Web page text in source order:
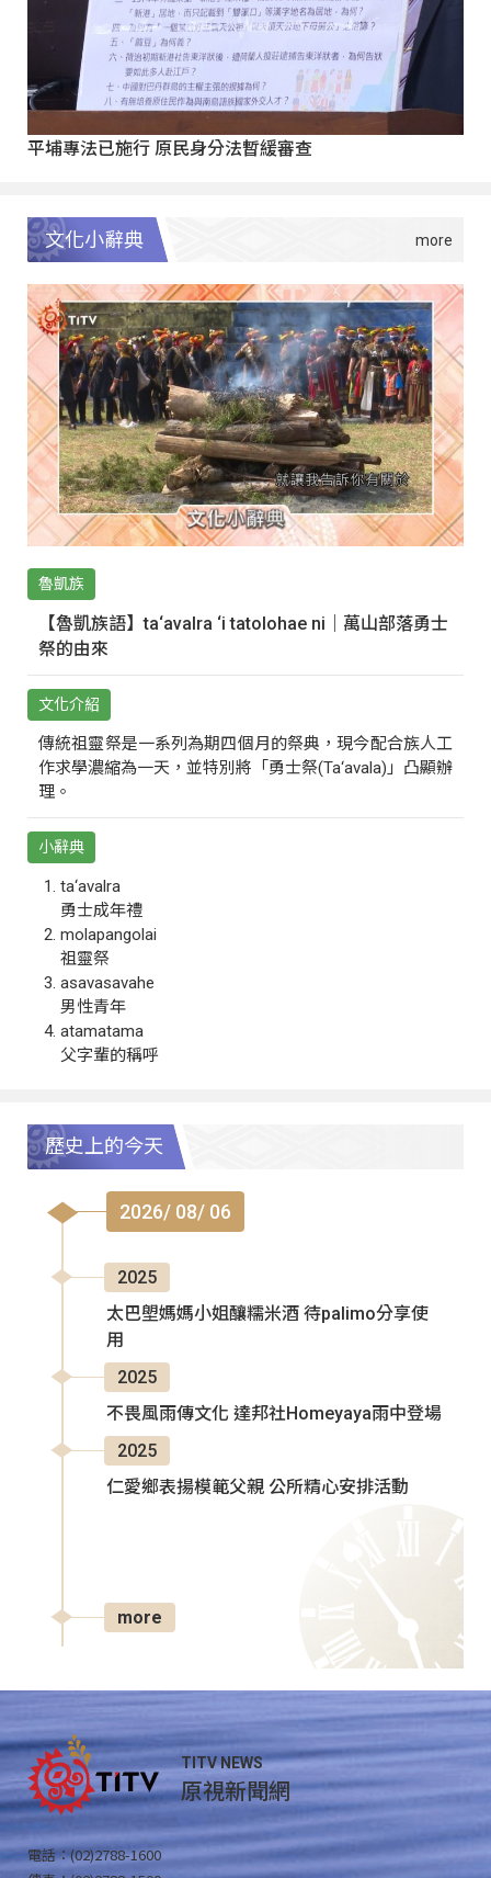
平埔專法已施行 原民身分法暫緩審查
文化小辭典
魯凱族
【魯凱族語】ta‘avalra ‘i tatolohae ni｜萬山部落勇士
祭的由來
文化介紹
傳統祖靈祭是一系列為期四個月的祭典，現今配合族人工
作求學濃縮為一天，並特別將「勇士祭(Ta‘avala)」凸顯辦
理。
小辭典
ta‘avalra
勇士成年禮
molapangolai
祖靈祭
asavasavahe
男性青年
atamatama
父字輩的稱呼
歷史上的今天
2026/ 08/ 06
2025
太巴塱媽媽小姐釀糯米酒 待palimo分享使
用
2025
不畏風雨傳文化 達邦社Homeyaya雨中登場
2025
仁愛鄉表揚模範父親 公所精心安排活動
more
TITV NEWS
原視新聞網
電話：(02)2788-1600